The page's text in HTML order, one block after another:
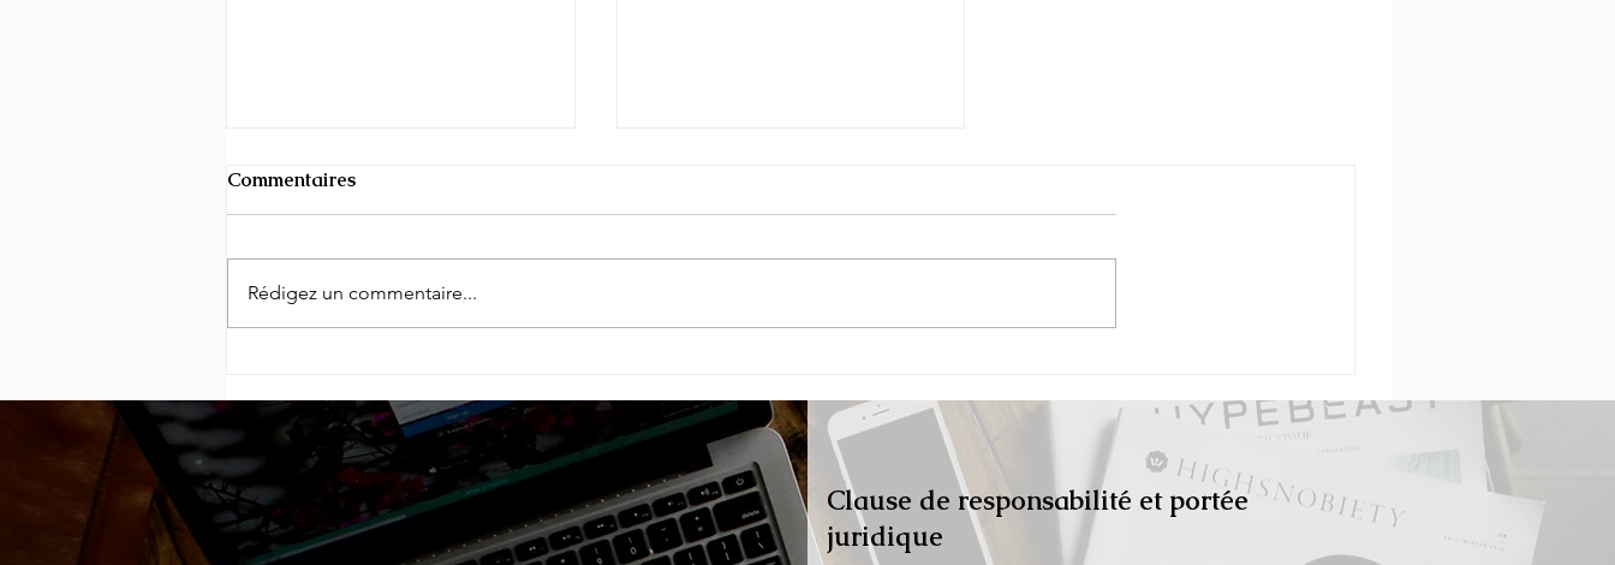
aurait surveillé les agents
espagnols chargés de sa
formation
qui cache la forêt des 5
millions d'Euros !
Commentaires
Rédigez un commentaire...
Clause de responsabilité et portée
juridique